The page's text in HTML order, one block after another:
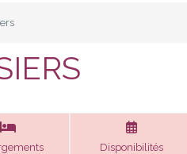
Disponibilités